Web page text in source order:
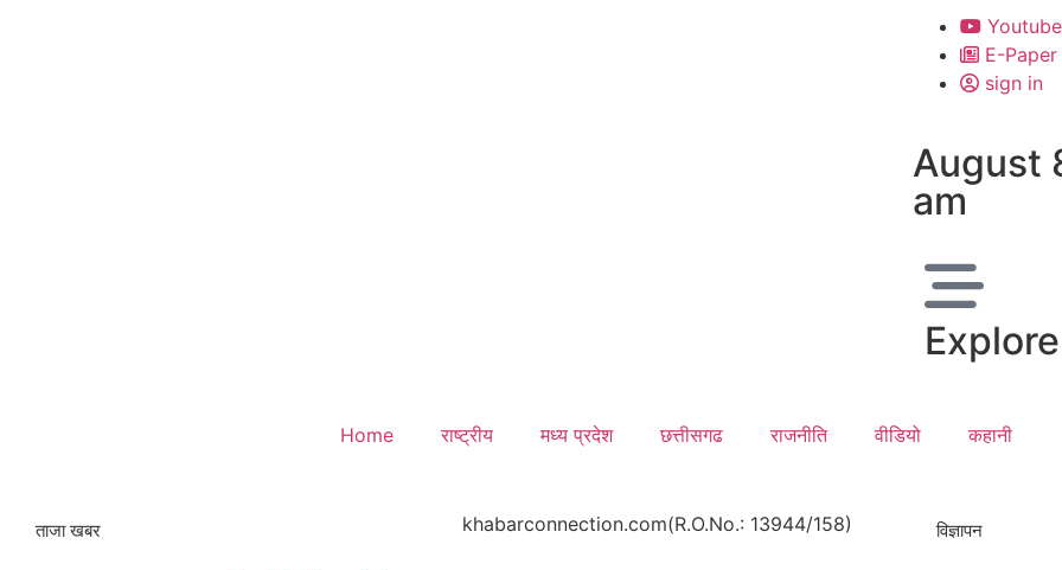
Youtube
E-Paper
sign in
August
am
Explore
Home राष्ट्रीय मध्य प्रदेश छत्तीसगढ राजनीति वीडियो कहानी
ताजा खबर khabarconnection.com(R.O.No.: 13944/158) विज्ञापन